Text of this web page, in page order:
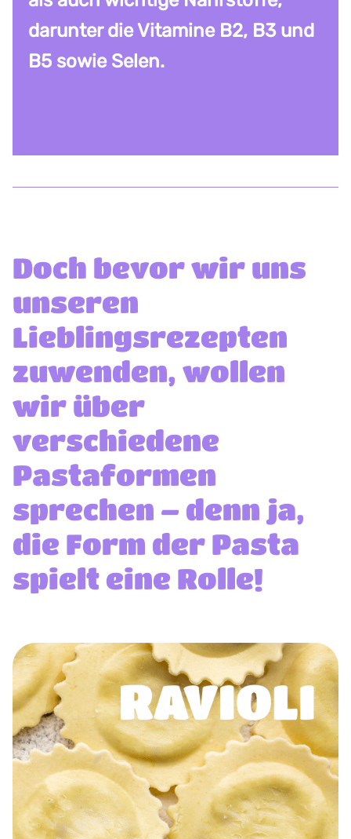
darunter die Vitamine B2, B3 und
B5 sowie Selen.
Doch bevor wir uns
unseren
Lieblingsrezepten
zuwenden, wollen
wir über
verschiedene
Pastaformen
sprechen – denn ja,
die Form der Pasta
spielt eine Rolle!